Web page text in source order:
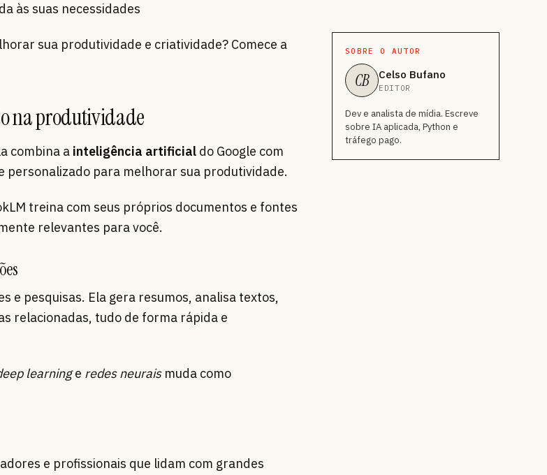
às suas necessidades
sua produtividade e criatividade? Comece a
na produtividade
combina a inteligência artificial do Google com
personalizado para melhorar sua produtividade.
treina com seus próprios documentos e fontes
relevantes para você.
e pesquisas. Ela gera resumos, analisa textos,
relacionadas, tudo de forma rápida e
learninge redes neuraismuda como
e profissionais que lidam com grandes
SOBRE O AUTOR
CB Celso Bufano
EDITOR
Dev e analista de mídia. Escreve
sobre IA aplicada, Python e
tráfego pago.